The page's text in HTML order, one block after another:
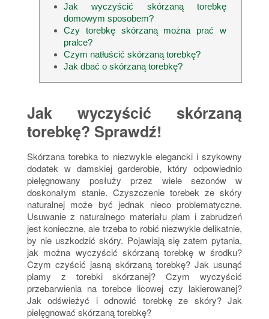
Jak wyczyścić skórzaną torebkę
domowym sposobem?
Czy torebkę skórzaną można prać w
pralce?
Czym natłuścić skórzaną torebkę?
Jak dbać o skórzaną torebkę?
Jak wyczyścić skórzaną
torebkę? Sprawdź!
Skórzana torebka to niezwykle elegancki i szykowny
dodatek w damskiej garderobie, który odpowiednio
pielęgnowany posłuży przez wiele sezonów w
doskonałym stanie. Czyszczenie torebek ze skóry
naturalnej może być jednak nieco problematyczne.
Usuwanie z naturalnego materiału plam i zabrudzeń
jest konieczne, ale trzeba to robić niezwykle delikatnie,
by nie uszkodzić skóry. Pojawiają się zatem pytania,
jak można wyczyścić skórzaną torebkę w środku?
Czym czyścić jasną skórzaną torebkę? Jak usunąć
plamy z torebki skórzanej? Czym wyczyścić
przebarwienia na torebce licowej czy lakierowanej?
Jak odświeżyć i odnowić torebkę ze skóry? Jak
pielęgnować skórzaną torebkę?